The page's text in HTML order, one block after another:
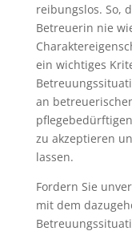
reibungslos. So,
Betreuerin nie
ein wichtiges
an
zu akzeptieren
lassen.
Fordern Sie
mit dem